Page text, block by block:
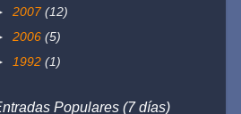
2007(12)
2006 (5)
1992 (1)
Populares (7 días)